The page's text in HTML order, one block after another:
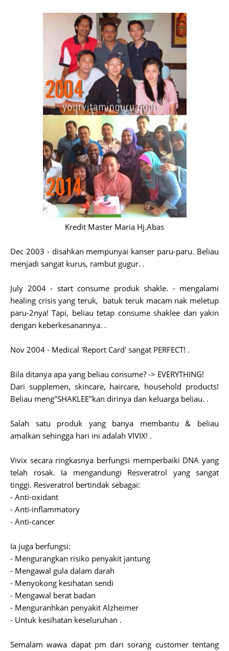
Kredit Master Maria Hj.Abas
Dec 2003 - disahkan mempunyai kanser paru-paru. Beliau
menjadi sangat kurus, rambut gugur. .
July 2004 - start consume produk shakle. - mengalami
healing crisis yang teruk, batuk teruk macam nak meletup
paru-2nya! Tapi, beliau tetap consume shaklee dan yakin
dengan keberkesanannya. .
Nov 2004 - Medical 'Report Card' sangat PERFECT! .
Bila ditanya apa yang beliau consume? -> EVERYTHING!
Dari supplemen, skincare, haircare, household products!
Beliau meng"SHAKLEE"kan dirinya dan keluarga beliau. .
Salah satu produk yang banya membantu & beliau
amalkan sehingga hari ini adalah VIVIX! .
Vivix secara ringkasnya berfungsi memperbaiki DNA yang
telah rosak. Ia mengandungi Resveratrol yang sangat
tinggi. Resveratrol bertindak sebagai:
- Anti-oxidant
- Anti-inflammatory
- Anti-cancer
Ia juga berfungsi:
- Mengurangkan risiko penyakit jantung
- Mengawal gula dalam darah
- Menyokong kesihatan sendi
- Mengawal berat badan
- Menguranhkan penyakit Alzheimer
- Untuk kesihatan keseluruhan .
Semalam wawa dapat pm dari sorang customer tentang